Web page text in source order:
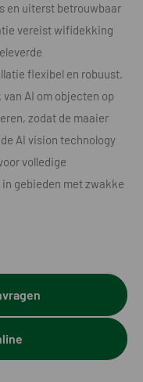
en uiterst betrouwbaar
vereist wifidekking
flexibel en robuust.
AI om objecten op
zodat de maaier
AI vision technology
volledige
gebieden met zwakke